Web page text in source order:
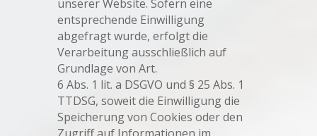
unserer Website. Sofern eine
entsprechende Einwilligung
abgefragt wurde, erfolgt die
Verarbeitung ausschließlich auf
Grundlage von Art.
6 Abs. 1 lit. a DSGVO und § 25 Abs. 1
TTDSG, soweit die Einwilligung die
Speicherung von Cookies oder den